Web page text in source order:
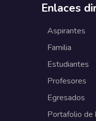
Enlaces
Aspirantes
Familia
Estudiantes
Profesores
Egresados
Portafolio de